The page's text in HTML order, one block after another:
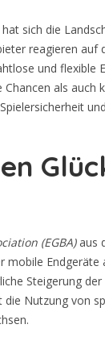
sich die
reagieren auf
und flexible
als auch
(EGBA)aus
mobile
Steigerung
Nutzung von